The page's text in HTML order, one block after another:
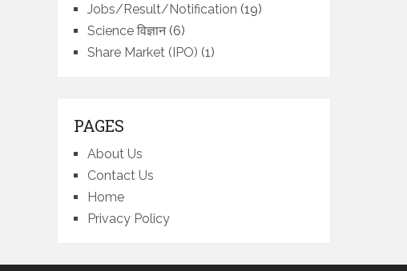
Jobs/Result/Notification (19)
Science विज्ञान(6)
Share Market (IPO) (1)
PAGES
About Us
Contact Us
Home
Privacy Policy